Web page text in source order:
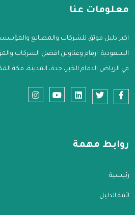
معلومات عنا
اكبر دليل موثق للشركات والمصانع
السعودية. ارقام وعناوين افضل الشركات
في الرياض الدمام الخبر، جدة، المدينة، مكة
روابط مهمة
الرئيسية
قائمة الدليل